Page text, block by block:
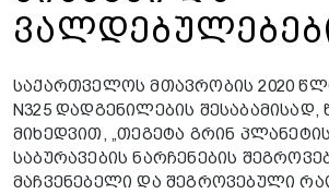
საქართველოს მთავრობის 2020
N325 დადგენილების შესაბამისად,
მიხედვით, „თეგეტა გრინ
საბურავების ნარჩენების
მაჩვენებელი და შეგროვებული